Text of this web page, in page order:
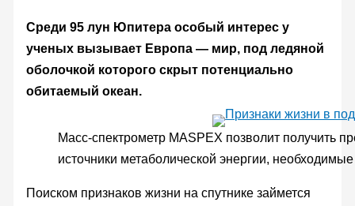
Среди 95 лун Юпитера особый интерес у
ученых вызывает Европа — мир, под ледяной
оболочкой которого скрыт потенциально
обитаемый океан.
Масс-спектрометр MASPEX позволит получить
источники метаболической энергии,
Поиском признаков жизни на спутнике займется